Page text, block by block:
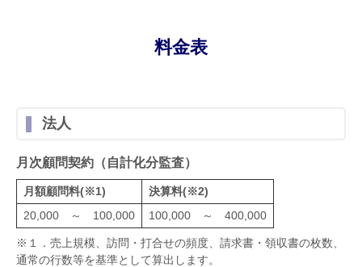
料金表
法人
月次顧問契約（自計化分監査）
月額顧問料(※1)
決算料(※2)
20,000 ～ 100,000
100,000 ～ 400,000
※１．売上規模、訪問・打合せの頻度、請求書・領収書の枚数、
通常の行数等を基準として算出します。